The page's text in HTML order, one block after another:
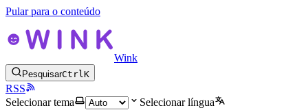
Pular para o conteúdo
Wink
PesquisarCtrlK
RSS
Selecionar tema
Selecionar língua